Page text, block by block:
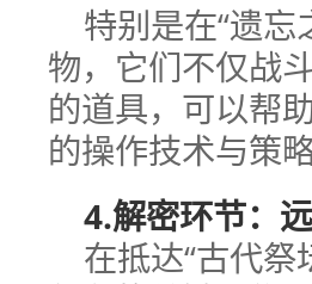
特别是在“遗
物，它们不仅战
的道具，可以帮
的操作技术与策
4.解密环节：
在抵达“古代